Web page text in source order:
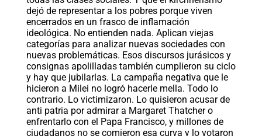
dejó de representar a los pobres porque viven
encerrados en un frasco de inflamación
ideológica. No entienden nada. Aplican viejas
categorías para analizar nuevas sociedades con
nuevas problemáticas. Esos discursos jurásicos y
consignas apolilladas también cumplieron su ciclo
y hay que jubilarlas. La campaña negativa que le
hicieron a Milei no logró hacerle mella. Todo lo
contrario. Lo victimizaron. Lo quisieron acusar de
anti patria por admirar a Margaret Thatcher o
enfrentarlo con el Papa Francisco, y millones de
ciudadanos no se comieron esa curva y lo votaron